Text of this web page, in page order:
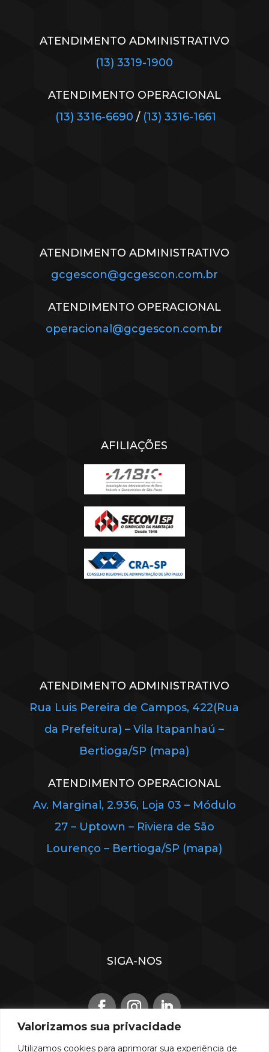
Valorizamos sua privacidade
Utilizamos cookies para aprimorar sua experiência de
ATENDIMENTO ADMINISTRATIVO
(13) 3319-1900
ATENDIMENTO OPERACIONAL
(13) 3316-6690 / (13) 3316-1661
ATENDIMENTO ADMINISTRATIVO
gcgescon@gcgescon.com.br
ATENDIMENTO OPERACIONAL
operacional@gcgescon.com.br
AFILIAÇÕES
ATENDIMENTO ADMINISTRATIVO
Rua Luis Pereira de Campos, 422(Rua
da Prefeitura) – Vila Itapanhaú –
Bertioga/SP (mapa)
ATENDIMENTO OPERACIONAL
Av. Marginal, 2.936, Loja 03 – Módulo
27 – Uptown – Riviera de São
Lourenço – Bertioga/SP (mapa)
SIGA-NOS